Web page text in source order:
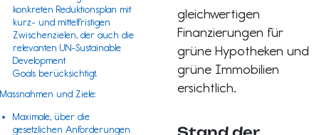
konkreten Reduktionsplan mit
kurz- und mittelfristigen
Zwischenzielen, der auch die
relevanten UN-Sustainable
Development
Goalsberücksichtigt.
Massnahmen und Ziele:
Maximale, über die
gesetzlichen Anforderungen
gleichwertigen
Finanzierungen für
grüne Hypotheken und
grüne Immobilien
ersichtlich.